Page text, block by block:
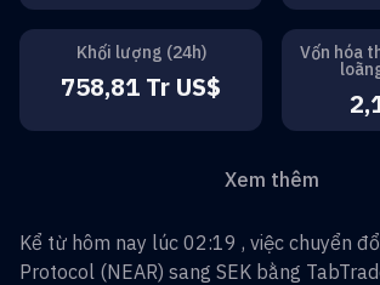
Khối lượng (24h)
758,81 Tr US$
Vốn hóa
Xem thêm
Kể từ hôm nay lúc 02:19 , việc chuyển
Protocol (NEAR) sang SEK bằng